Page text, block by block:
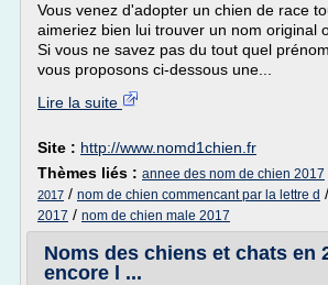
Vous venez d'adopter un chien de race
aimeriez bien lui trouver un nom original
Si vous ne savez pas du tout quel
vous proposons ci-dessous une...
Lire la suite
Site : http://www.nomd1chien.fr
Thèmes liés : annee des nom de chien 2017
2017 / nom de chien commencant par la lettre d /
2017 / nom de chien male 2017
Noms des chiens et chats en
encore l ...